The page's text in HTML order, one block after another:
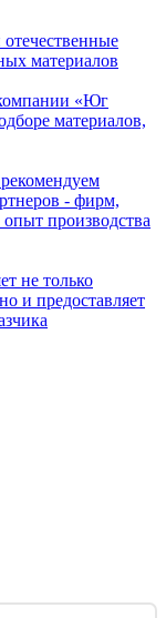
материалов
«Юг
материалов,
- фирм,
производства
не только
и предоставляет